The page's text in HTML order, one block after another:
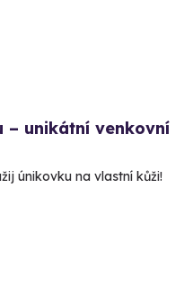
– unikátní venkovní
únikovku na vlastní kůži!